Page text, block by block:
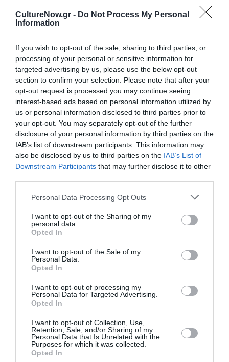
CultureNow.gr - Do Not Process My Personal
Information
If you wish to opt-out of the sale, sharing to third parties, or
processing of your personal or sensitive information for
targeted advertising by us, please use the below opt-out
section to confirm your selection. Please note that after your
opt-out request is processed you may continue seeing
interest-based ads based on personal information utilized by
us or personal information disclosed to third parties prior to
your opt-out. You may separately opt-out of the further
disclosure of your personal information by third parties on the
IAB’s list of downstream participants. This information may
also be disclosed by us to third parties on the IAB’s List of
Downstream Participants that may further disclose it to other
Personal Data Processing Opt Outs
I want to opt-out of the Sharing of my
personal data.
Opted In
I want to opt-out of the Sale of my
Personal Data.
Opted In
I want to opt-out of processing my
Personal Data for Targeted Advertising.
Opted In
I want to opt-out of Collection, Use,
Retention, Sale, and/or Sharing of my
Personal Data that Is Unrelated with the
Purposes for which it was collected.
Opted In
Κώτσου Βαγγέλης:τραγούδι
Καρασαββίδης Δημήτρης: τραγούδι, κεμεντζέ
Καφέζας Αλέξανδρος:τραγούδι
Αθανασιάς Τάσος: ακορντεόν
Μακρής Γιώργος:γκάιντα, αγγείο
Βαλάση Στέλλα: σαντούρι
Κορναράκης Μάνος:κρητική λύρα, τραγούδι
Αγγελιδάκης Βαγγέλης:λαούτο
Πολυφωνικό Σχήμα Ηπείρου Β. Κώτσου
Ομάδα Βυζαντινής Μουσικής Πρωτοψαλτών &
Ψαλτών Ιεράς Μητροπόλεως Χαλκίδας
Αφηγητής Ελληνικής Παραλογής:Ρένος
Αφηγητές Βαλκανικών Παραλογών:
Σερβία – Βοσνία – Ερζεγοβίνη (video):
Βουλγαρία (video):Ψαρράς Νίκος
Ρουμανία (video):
Αλβανία (video):Βαβουλιώτη Ελένη
Video Animation:
Ήχος – Φωτισμός:Μέγαρο Μουσικής Αθηνών
Επιμέλεια Ήχου – Φωτισμού:Rackey’s
Βιντεοσκόπηση:Πεντόλιρος Βασίλης
Μοντάζ – Επεξεργασία Video: